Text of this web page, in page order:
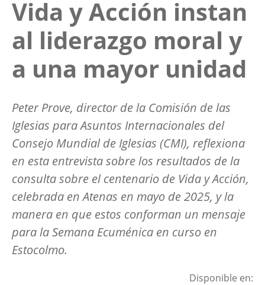
Vida y Acción instan
al liderazgo moral y
a una mayor unidad
Peter Prove, director de la Comisión de las
Iglesias para Asuntos Internacionales del
Consejo Mundial de Iglesias (CMI), reflexiona
en esta entrevista sobre los resultados de la
consulta sobre el centenario de Vida y Acción,
celebrada en Atenas en mayo de 2025, y la
manera en que estos conforman un mensaje
para la Semana Ecuménica en curso en
Estocolmo.
Disponible en: